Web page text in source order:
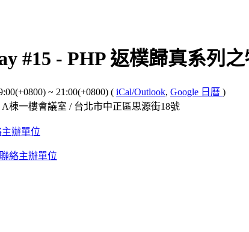
#15 - PHP 返樸歸真系列
~ 21:00(+0800) ( iCal/Outlook, Google 日曆 )
棟一樓會議室 / 台北市中正區思源街18號
辦單位
聯絡主辦單位